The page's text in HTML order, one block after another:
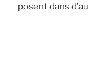
posent dans